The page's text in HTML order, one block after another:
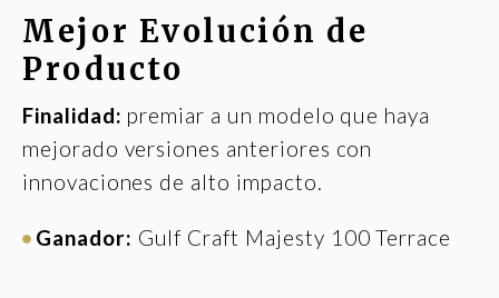
Mejor Evolución de
Producto
Finalidad: premiar a un modelo que haya
mejorado versiones anteriores con
innovaciones de alto impacto.
Ganador: Gulf Craft Majesty 100 Terrace